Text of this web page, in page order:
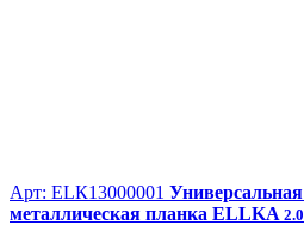
Арт: ЕLК13000001
металлическая планка ELLKA